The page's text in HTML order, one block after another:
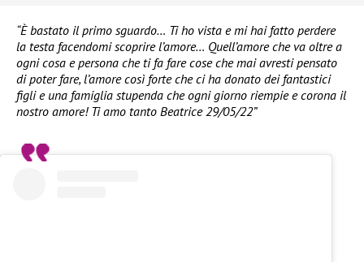
“È bastato il primo sguardo… Ti ho vista e mi hai fatto perdere
la testa facendomi scoprire l’amore… Quell’amore che va oltre a
ogni cosa e persona che ti fa fare cose che mai avresti pensato
di poter fare, l’amore così forte che ci ha donato dei fantastici
figli e una famiglia stupenda che ogni giorno riempie e corona il
nostro amore! Ti amo tanto Beatrice 29/05/22”